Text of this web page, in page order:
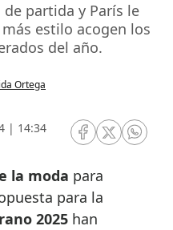
partida y París le
estilo acogen los
del año.
Ortega
| 14:34
RRSS Facebook
RRSSRRSS
la moda para
para la
2025 han